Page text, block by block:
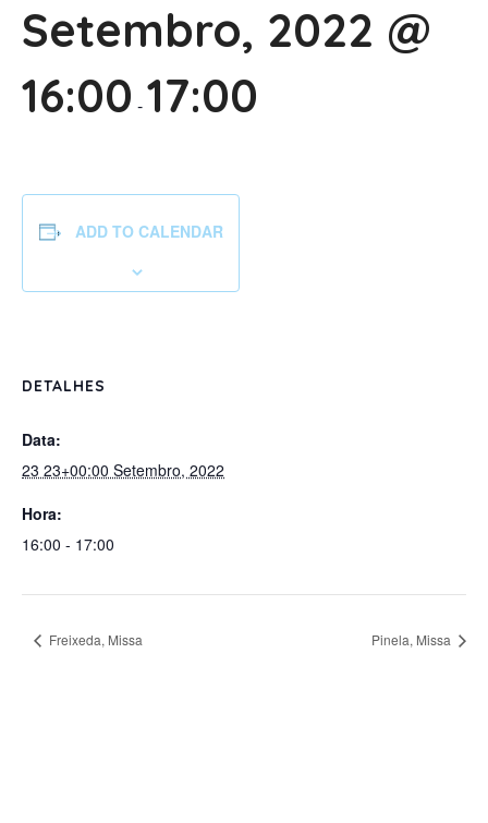
Setembro, 2022 @
16:00 -17:00
ADD TO CALENDAR
DETALHES
Data:
23 23+00:00 Setembro, 2022
Hora:
16:00 - 17:00
Freixeda, Missa Pinela, Missa